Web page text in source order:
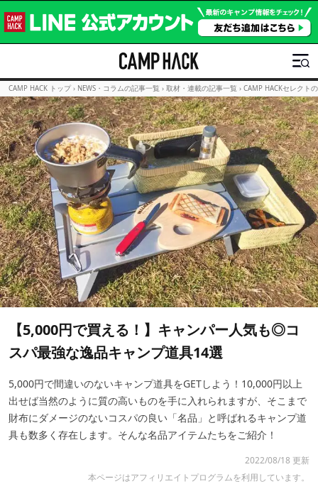
CAMP HACK トップ › NEWS・コラムの記事一覧 › 取材・連載の記事一覧 › CAMP HACKセレクト
【5,000円で買える！】キャンパー人気も◎コ
スパ最強な逸品キャンプ道具14選
5,000円で間違いのないキャンプ道具をGETしよう！10,000円以上
出せば当然のように質の高いものを手に入れられますが、そこまで
財布にダメージのないコスパの良い「名品」と呼ばれるキャンプ道
具も数多く存在します。そんな名品アイテムたちをご紹介！
2022/08/18 更新
本ページはアフィリエイトプログラムを利用しています。